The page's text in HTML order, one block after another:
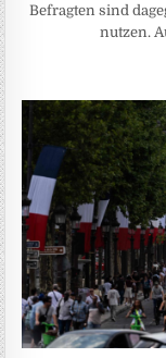
Befragten sind
nutzen.